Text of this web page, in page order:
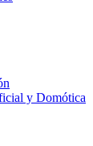
y Domótica